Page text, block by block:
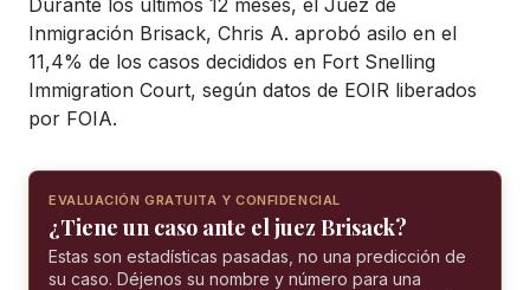
Durante los últimos 12 meses, el Juez de
Inmigración Brisack, Chris A. aprobó asilo en el
11,4% de los casos decididos en Fort Snelling
Immigration Court, según datos de EOIR liberados
por FOIA.
EVALUACIÓN GRATUITA Y CONFIDENCIAL
¿Tiene un caso ante el juez Brisack?
Estas son estadísticas pasadas, no una predicción de
su caso. Déjenos su nombre y número para una